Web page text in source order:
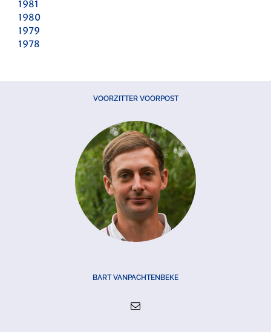
1981
1980
1979
1978
VOORZITTER VOORPOST
BART VANPACHTENBEKE